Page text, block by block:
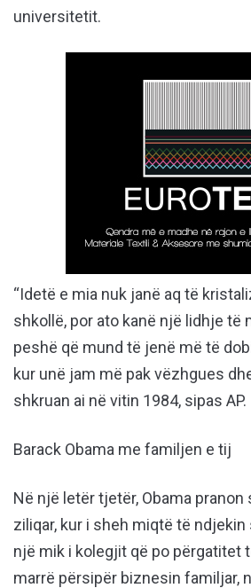
universitetit.
“Idetë e mia nuk janë aq të
shkollë, por ato kanë një lidhje të
peshë që mund të jenë më të
kur unë jam më pak vëzhgues
shkruan ai në vitin 1984, sipas AP.
Barack Obama me familjen e tij
Në një letër tjetër, Obama pranon
ziliqar, kur i sheh miqtë të
një mik i kolegjit që po përgatitet
marrë përsipër biznesin familjar,